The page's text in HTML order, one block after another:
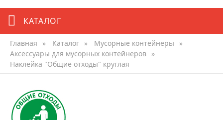
КАТАЛОГ
Главная » Каталог » Мусорные контейнеры
»
Аксессуары для мусорных контейнеров »
Наклейка "Общие отходы" круглая